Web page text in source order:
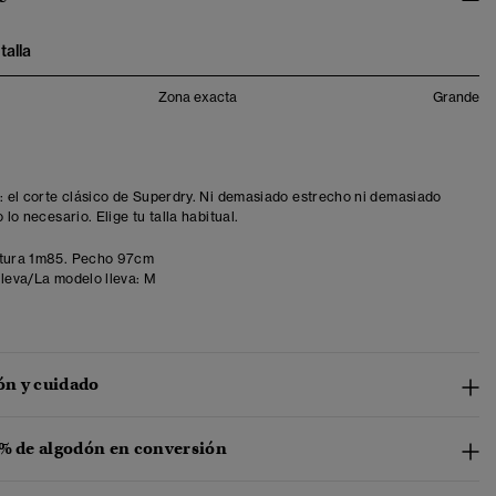
Zona exacta Grande
el corte clásico de Superdry. Ni demasiado estrecho ni demasiado
lo necesario. Elige tu talla habitual.
1m85. Pecho 97cm
La modelo lleva: M
y cuidado
de algodón en conversión